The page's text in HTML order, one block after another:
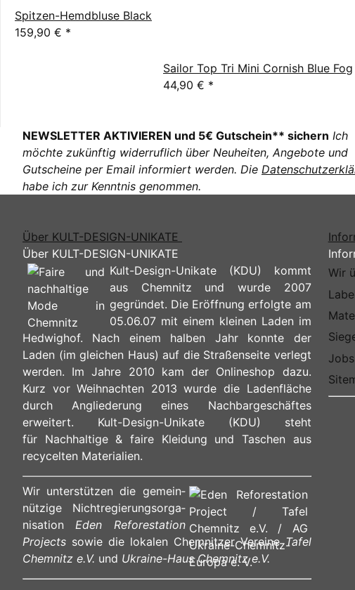
Spitzen-Hemdbluse Black
159,90 € *
Sailor Top Tri Mini Cornish Blue Fog
44,90 € *
NEWSLETTER AKTIVIEREN und 5€ Gutschein** sichern Ich
möchte zukünftig widerruflich über Neuheiten, Angebote und
Gutscheine per Email informiert werden. Die
habe ich zur Kenntnis genommen.
Über KULT-DESIGN-UNIKATE
Über KULT-DESIGN-UNIKATE
Kult-Design-Unikate (KDU) kommt
aus Chemnitz und wurde 2007
gegründet. Die Eröffnung erfolgte am
05.06.07 mit einem kleinen Laden im
Hedwighof. Nach einem halben Jahr konnte der
Laden (im gleichen Haus) auf die Straßenseite verlegt
werden. Im Jahre 2010 kam der Onlineshop dazu.
Kurz vor Weihnachten 2013 wurde die Ladenfläche
durch Angliederung eines Nachbargeschäftes
erweitert. Kult-Design-Unikate (KDU) steht
für Nachhaltige & faire Kleidung und Taschen aus
recycelten Materialien.
Wir unterstützen die ge­mein­
nüt­zi­ge Nicht­re­gie­rungs­or­ga­
ni­sa­ti­onEden Reforestation
Projects sowie die lokalen Chemnitzer VereineTafel
Chemnitz e.V. und Ukraine-Haus Chemnitz e.V.
Wir
Jobs